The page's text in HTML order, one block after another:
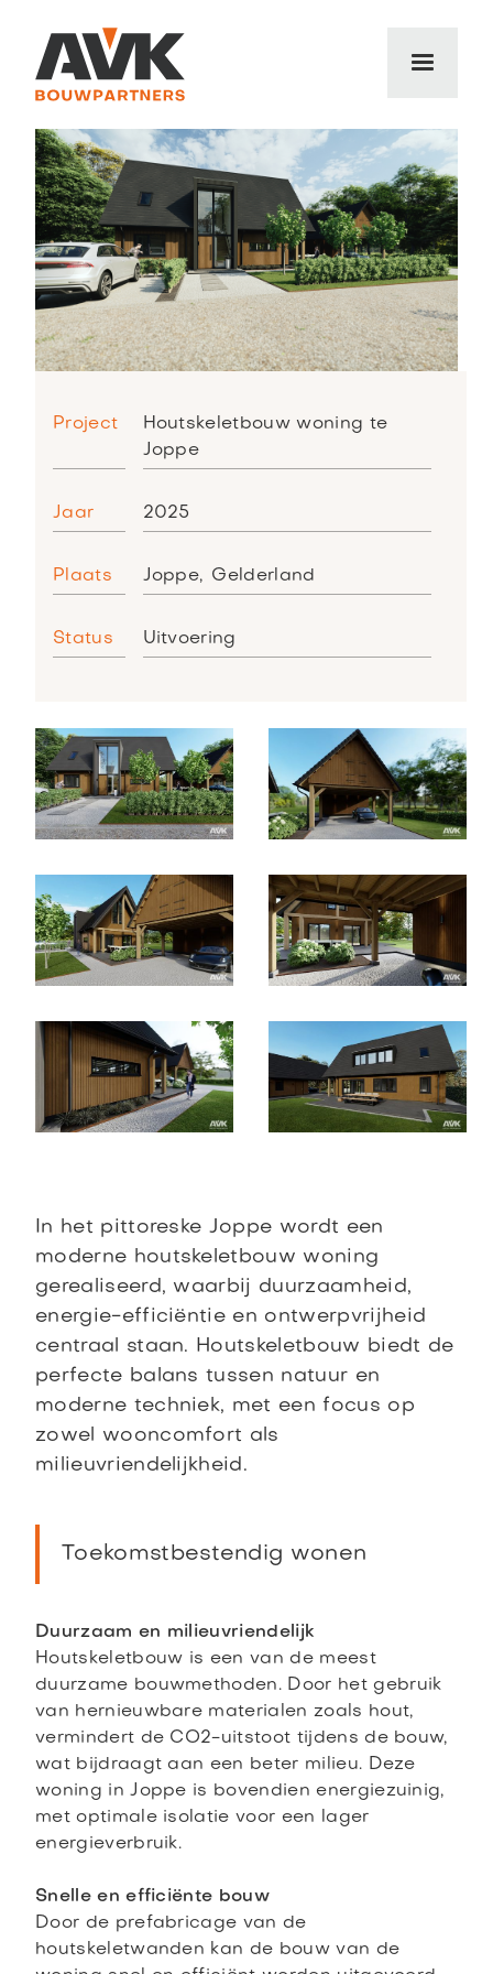
Project
Houtskeletbouw woning te
Joppe
Jaar 2025
Plaats Joppe, Gelderland
Status Uitvoering
In het pittoreske Joppe wordt een
moderne houtskeletbouw woning
gerealiseerd, waarbij duurzaamheid,
energie-efficiëntie en ontwerpvrijheid
centraal staan. Houtskeletbouw biedt de
perfecte balans tussen natuur en
moderne techniek, met een focus op
zowel wooncomfort als
milieuvriendelijkheid.
Toekomstbestendig wonen
Duurzaam en milieuvriendelijk
Houtskeletbouw is een van de meest
duurzame bouwmethoden. Door het gebruik
van hernieuwbare materialen zoals hout,
vermindert de CO2-uitstoot tijdens de bouw,
wat bijdraagt aan een beter milieu. Deze
woning in Joppe is bovendien energiezuinig,
met optimale isolatie voor een lager
energieverbruik.
Snelle en efficiënte bouw
Door de prefabricage van de
houtskeletwanden kan de bouw van de